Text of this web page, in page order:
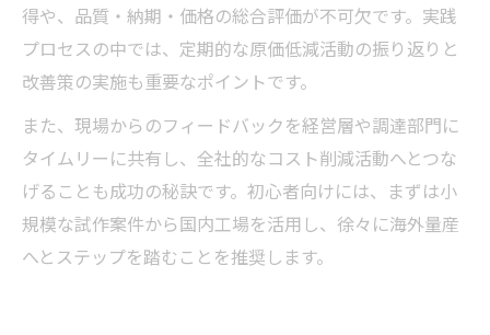
得や、品質・納期・価格の総合評価が不可欠です。実践
プロセスの中では、定期的な原価低減活動の振り返りと
改善策の実施も重要なポイントです。
また、現場からのフィードバックを経営層や調達部門に
タイムリーに共有し、全社的なコスト削減活動へとつな
げることも成功の秘訣です。初心者向けには、まずは小
規模な試作案件から国内工場を活用し、徐々に海外量産
へとステップを踏むことを推奨します。